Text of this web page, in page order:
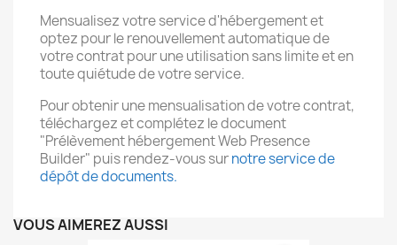
Mensualisez votre service d'hébergement et
optez pour le renouvellement automatique de
votre contrat pour une utilisation sans limite et en
toute quiétude de votre service.
Pour obtenir une mensualisation de votre contrat,
téléchargez et complétez le document
"Prélèvement hébergement Web Presence
Builder" puis rendez-vous surnotre service de
dépôt de documents.
VOUS AIMEREZ AUSSI